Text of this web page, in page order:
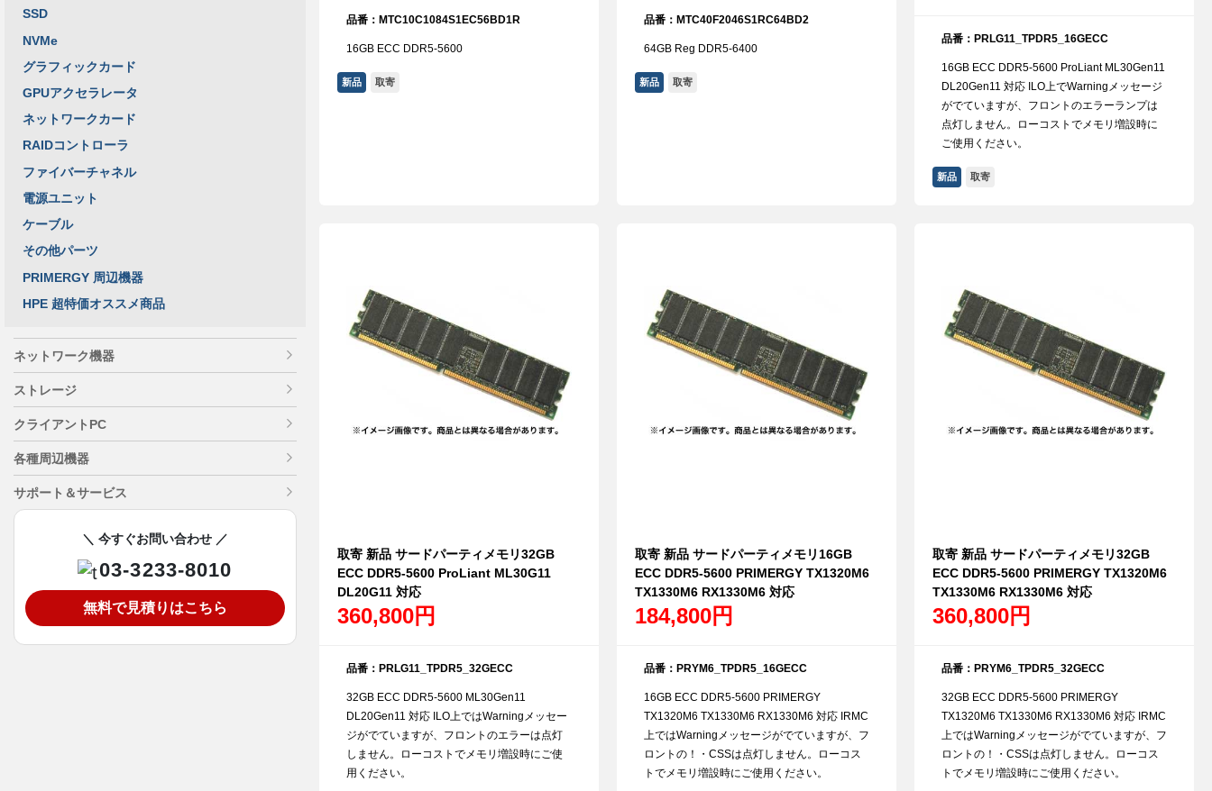
品番：MTC10C1084S1EC56BD1R
16GB ECC DDR5-5600
新品 取寄
品番：MTC40F2046S1RC64BD2
64GB Reg DDR5-6400
新品 取寄
品番：PRLG11_TPDR5_16GECC
16GB ECC DDR5-5600 ProLiant ML30Gen11
DL20Gen11 対応 ILO上でWarningメッセージ
がでていますが、フロントのエラーランプは
点灯しません。ローコストでメモリ増設時に
ご使用ください。
新品 取寄
取寄 新品 サードパーティメモリ32GB
ECC DDR5-5600 ProLiant ML30G11
DL20G11 対応
360,800円
品番：PRLG11_TPDR5_32GECC
32GB ECC DDR5-5600 ML30Gen11
DL20Gen11 対応 ILO上ではWarningメッセー
ジがでていますが、フロントのエラーは点灯
しません。ローコストでメモリ増設時にご使
用ください。
取寄 新品 サードパーティメモリ16GB
ECC DDR5-5600 PRIMERGY TX1320M6
TX1330M6 RX1330M6 対応
184,800円
品番：PRYM6_TPDR5_16GECC
16GB ECC DDR5-5600 PRIMERGY
TX1320M6 TX1330M6 RX1330M6 対応 IRMC
上ではWarningメッセージがでていますが、フ
ロントの！・CSSは点灯しません。ローコス
トでメモリ増設時にご使用ください。
取寄 新品 サードパーティメモリ32GB
ECC DDR5-5600 PRIMERGY TX1320M6
TX1330M6 RX1330M6 対応
360,800円
品番：PRYM6_TPDR5_32GECC
32GB ECC DDR5-5600 PRIMERGY
TX1320M6 TX1330M6 RX1330M6 対応 IRMC
上ではWarningメッセージがでていますが、フ
ロントの！・CSSは点灯しません。ローコス
トでメモリ増設時にご使用ください。
SSD
NVMe
グラフィックカード
GPUアクセラレータ
ネットワークカード
RAIDコントローラ
ファイバーチャネル
電源ユニット
ケーブル
その他パーツ
PRIMERGY 周辺機器
HPE 超特価オススメ商品
ネットワーク機器
ストレージ
クライアントPC
各種周辺機器
サポート＆サービス
＼ 今すぐお問い合わせ ／
03-3233-8010
無料で見積りはこちら